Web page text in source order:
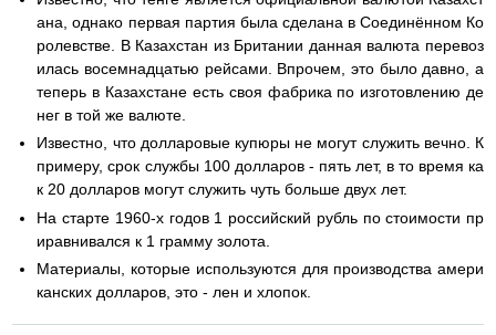
ана, однако первая партия была сделана в Соединённом Ко
ролевстве. В Казахстан из Британии данная валюта перевоз
илась восемнадцатью рейсами. Впрочем, это было давно, а
теперь в Казахстане есть своя фабрика по изготовлению де
нег в той же валюте.
Известно, что долларовые купюры не могут служить вечно. К
примеру, срок службы 100 долларов - пять лет, в то время ка
к 20 долларов могут служить чуть больше двух лет.
На старте 1960-х годов 1 российский рубль по стоимости пр
иравнивался к 1 грамму золота.
Материалы, которые используются для производства амери
канских долларов, это - лен и хлопок.